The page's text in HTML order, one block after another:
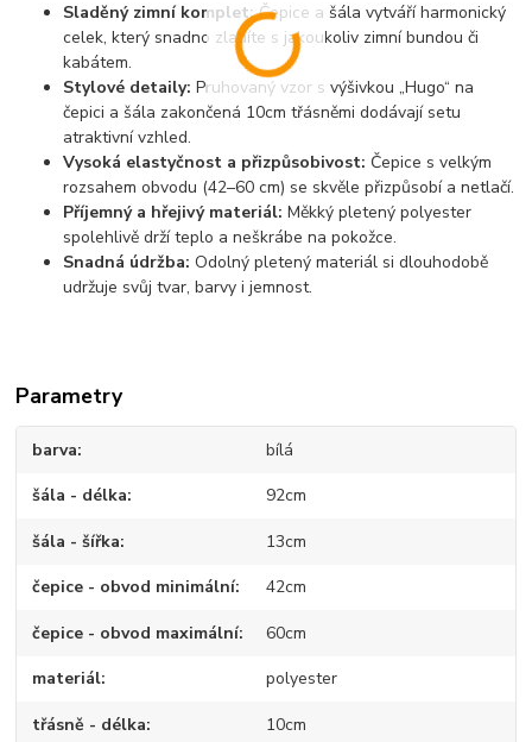
Sladěný zimní komplet:Čepice a šála vytváří harmonický
celek, který snadno zladíte s jakoukoliv zimní bundou či
kabátem.
Stylové detaily: Pruhovaný vzor s výšivkou „Hugo“ na
čepici a šála zakončená 10cm třásněmi dodávají setu
atraktivní vzhled.
Vysoká elastyčnost a přizpůsobivost: Čepice s velkým
rozsahem obvodu (42–60 cm) se skvěle přizpůsobí a netlačí.
Příjemný a hřejivý materiál: Měkký pletený polyester
spolehlivě drží teplo a neškrábe na pokožce.
Snadná údržba: Odolný pletený materiál si dlouhodobě
udržuje svůj tvar, barvy i jemnost.
Parametry
barva bílá
šála - délka 92cm
šála - šířka 13cm
čepice - obvod minimální 42cm
čepice - obvod maximální 60cm
materiál polyester
třásně - délka 10cm